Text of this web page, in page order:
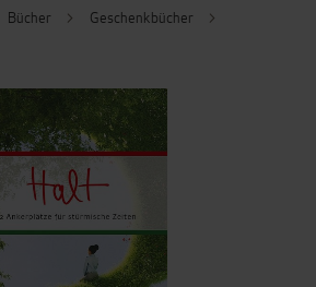
Bücher
Geschenkbücher
ZUM
ENDE
DER
BILDERGALERIE
SPRINGEN